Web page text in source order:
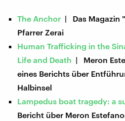
The Anchor | Das Magazin
Pfarrer Zerai
Human Trafficking in the
Life and Death | Meron
eines Berichts über
Halbinsel
Lampedus boat tragedy: a
Bericht über Meron